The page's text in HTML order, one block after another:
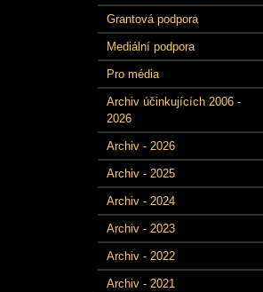
Grantová podpora
Mediální podpora
Pro média
Archiv účinkujících 2006 -
2026
Archiv - 2026
Archiv - 2025
Archiv - 2024
Archiv - 2023
Archiv - 2022
Archiv - 2021